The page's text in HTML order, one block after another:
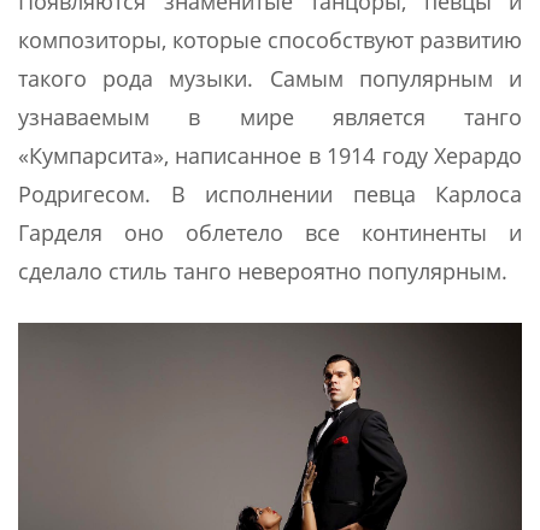
композиторы, которые способствуют развитию
такого рода музыки. Самым популярным и
узнаваемым в мире является танго
«Кумпарсита», написанное в 1914 году Херардо
Родригесом. В исполнении певца Карлоса
Гарделя оно облетело все континенты и
сделало стиль танго невероятно популярным.